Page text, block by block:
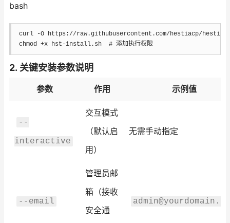
bash
curl
-O
chmod
+x hst-install.sh # 添加执行权限
2. 关键安装参数说明
参数 作用 示例值
--
interactive
交互模式
（默认启
用）
无需手动指定
--email
管理员邮
箱（接收
安全通